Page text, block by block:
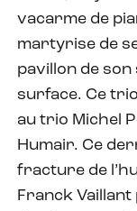
vacarme de
martyrise de
pavillon de
surface. Ce
au trio Michel
Humair. Ce
fracture de
Franck